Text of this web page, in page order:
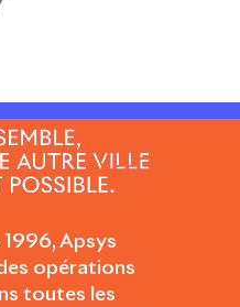
Apsys
opérations
toutes les